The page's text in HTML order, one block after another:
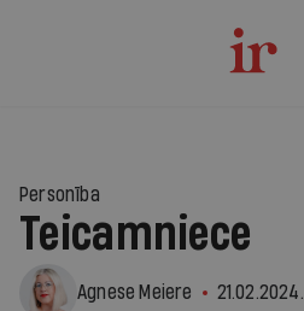
Personība
Teicamniece
Agnese Meiere 21.02.2024.